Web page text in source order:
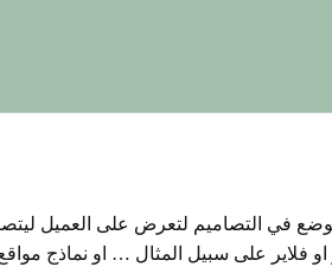
في التصاميم لتعرض على العميل
على سبيل المثال … او نماذج